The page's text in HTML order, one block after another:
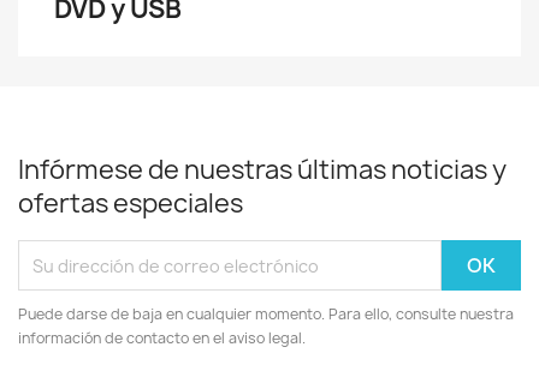
DVD y USB
Infórmese de nuestras últimas noticias y
ofertas especiales
Puede darse de baja en cualquier momento. Para ello, consulte nuestra
información de contacto en el aviso legal.